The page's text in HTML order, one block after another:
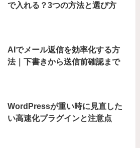
で入れる？3つの方法と選び方
AIでメール返信を効率化する方
法｜下書きから送信前確認まで
WordPressが重い時に見直した
い高速化プラグインと注意点